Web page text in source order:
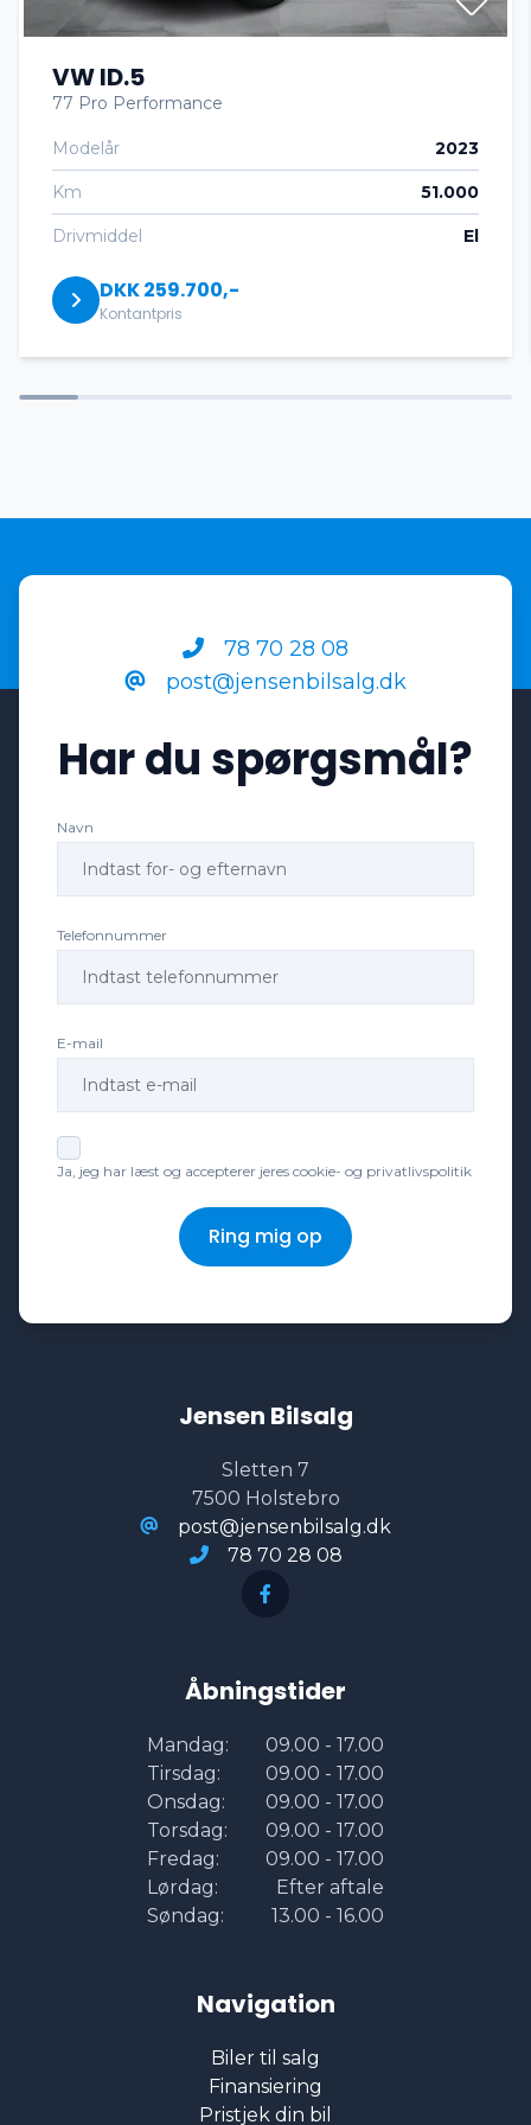
Automatisk start/stop
AUX tilslutning
bakkamera
DAB radio
el-klapbare sidespejle med varme
elektrisk parkeringsbremse
ESP
fjernlysassistent
højdejusterbare forsæder
håndfri til mobil
lændestøtte (justerbar)
mørktonede ruder bag
navigation
parkeringssensor (bag)
VW ID.5
77 Pro Performance
Modelår 2023
Km 51.000
Drivmiddel El
DKK 259.700,-
Kontantpris
78 70 28 08
post@jensenbilsalg.dk
Har du spørgsmål?
Navn
Telefonnummer
E-mail
Ja, jeg har læst og accepterer jeres cookie- og privatlivspolitik
Ring mig op
Jensen Bilsalg
Sletten 7
7500 Holstebro
post@jensenbilsalg.dk
78 70 28 08
Åbningstider
Mandag:
09.00 - 17.00
Tirsdag:
09.00 - 17.00
Onsdag:
09.00 - 17.00
Torsdag:
09.00 - 17.00
Fredag:
09.00 - 17.00
Lørdag:
Efter aftale
Søndag:
13.00 - 16.00
Navigation
Biler til salg
Finansiering
Pristjek din bil